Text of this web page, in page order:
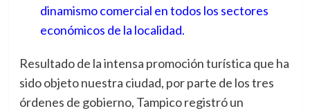
dinamismo comercial en todos los sectores
económicos de la localidad.
Resultado de la intensa promoción turística que ha
sido objeto nuestra ciudad, por parte de los tres
órdenes de gobierno, Tampico registró un